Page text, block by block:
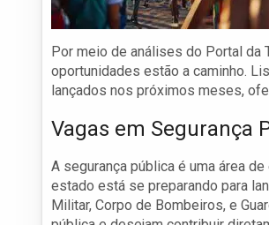
Por meio de análises do Portal
oportunidades estão a caminho.
lançados nos próximos meses,
Vagas em Segurança
A segurança pública é uma área
estado está se preparando para
Militar, Corpo de Bombeiros, e